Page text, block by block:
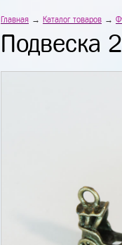
Главная → Каталог товаров →
Подвеска